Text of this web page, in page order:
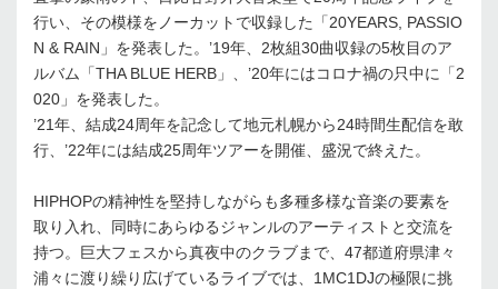
行い、その模様をノーカットで収録した「20YEARS, PASSIO
N & RAIN」を発表した。’19年、2枚組30曲収録の5枚目のア
ルバム「THA BLUE HERB」、’20年にはコロナ禍の只中に「2
020」を発表した。
’21年、結成24周年を記念して地元札幌から24時間生配信を敢
行、’22年には結成25周年ツアーを開催、盛況で終えた。
HIPHOPの精神性を堅持しながらも多種多様な音楽の要素を
取り入れ、同時にあらゆるジャンルのアーティストと交流を
持つ。巨大フェスから真夜中のクラブまで、47都道府県津々
浦々に渡り繰り広げているライブでは、1MC1DJの極限に挑